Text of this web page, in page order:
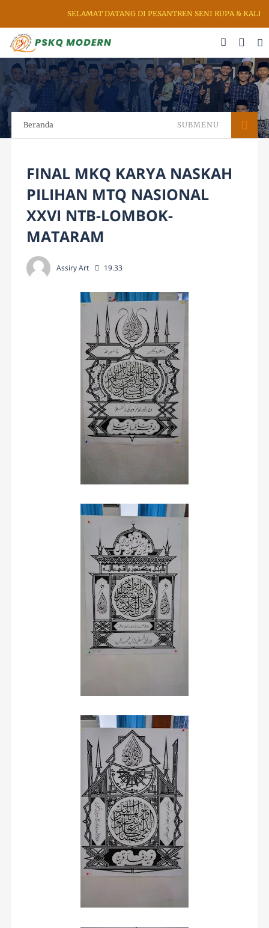
SELAMAT DATANG DI PESANTREN SENI RUPA &
Beranda SUBMENU
FINAL MKQ KARYA NASKAH
PILIHAN MTQ NASIONAL
XXVI NTB-LOMBOK-
MATARAM
Assiry Art 19.33